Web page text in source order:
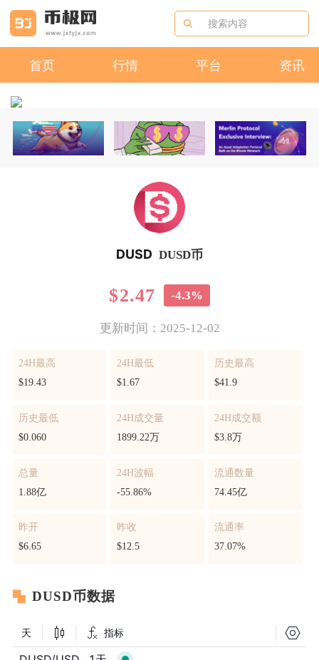
首页 行情 平台 资讯
DUSD DUSD币
$2.47 -4.3%
更新时间：2025-12-02
24H最高
$19.43
24H最低
$1.67
历史最高
$41.9
历史最低
$0.060
24H成交量
1899.22万
24H成交额
$3.8万
总量
1.88亿
24H波幅
-55.86%
流通数量
74.45亿
昨开
$6.65
昨收
$12.5
流通率
37.07%
DUSD币数据